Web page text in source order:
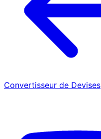
Convertisseur de Devises